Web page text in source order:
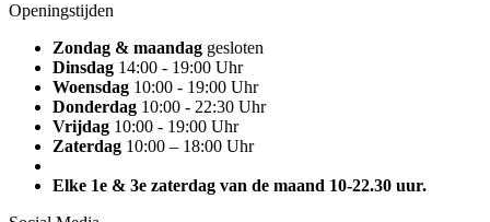
Openingstijden
Zondag & maandag gesloten
Dinsdag 14:00 - 19:00 Uhr
Woensdag 10:00 - 19:00 Uhr
Donderdag 10:00 - 22:30 Uhr
Vrijdag 10:00 - 19:00 Uhr
Zaterdag 10:00 – 18:00 Uhr
Elke 1e & 3e zaterdag van de maand 10-22.30 uur.